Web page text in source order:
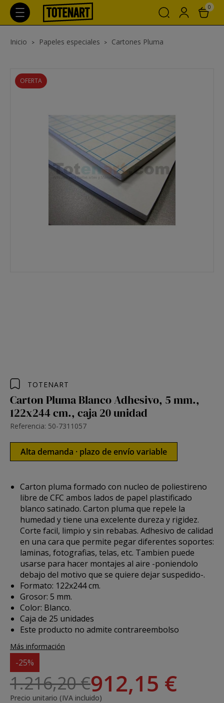
0
Inicio Papeles especiales Cartones Pluma
OFERTA
TOTENART
Carton Pluma Blanco Adhesivo, 5 mm.,
122x244 cm., caja 20 unidad
Referencia: 50-7311057
Alta demanda · plazo de envío variable
Carton pluma formado con nucleo de poliestireno
libre de CFC ambos lados de papel plastificado
blanco satinado. Carton pluma que repele la
humedad y tiene una excelente dureza y rigidez.
Corte facil, limpio y sin rebabas. Adhesivo de calidad
en una cara que permite pegar diferentes soportes:
laminas, fotografias, telas, etc. Tambien puede
usarse para hacer montajes al aire -poniendolo
debajo del motivo que se quiere dejar suspedido-.
Formato: 122x244 cm.
Grosor: 5 mm.
Color: Blanco.
Caja de 25 unidades
Este producto no admite contrareembolso
Más información
-25%
1.216,20 €912,15 €
Precio unitario (IVA incluido)